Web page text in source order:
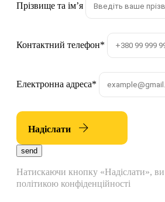
Прізвище та імʼя
Контактний телефон*
Електронна адреса*
Надіслати
send
Натискаючи кнопку «Надіслати», ви
політикою конфіденційності